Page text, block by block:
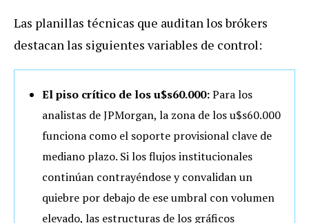
Las planillas técnicas que auditan los brókers
destacan las siguientes variables de control:
El piso crítico de los u$s60.000:Para los
analistas de JPMorgan, la zona de los u$s60.000
funciona como el soporte provisional clave de
mediano plazo. Si los flujos institucionales
continúan contrayéndose y convalidan un
quiebre por debajo de ese umbral con volumen
elevado, las estructuras de los gráficos